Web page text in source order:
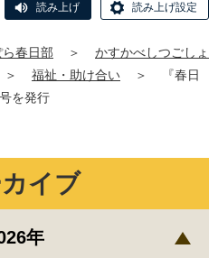
読み上げ 読み上げ設定
春日部 ＞
かすかべしつごしょ
＞ 福祉・助け合い ＞
『春日
を発行
イブ
年